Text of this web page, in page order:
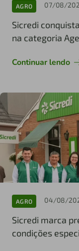
AGRO 07/08/
Sicredi
na categoria
Continuar lendo
AGRO 04/08/
Sicredi marca
condições